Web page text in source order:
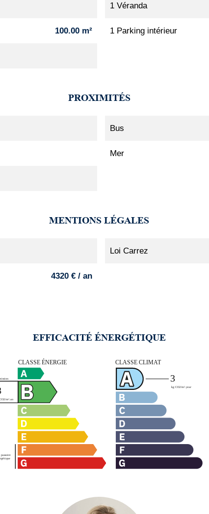
1 Véranda
100.00 m² 1 Parking intérieur
PROXIMITÉS
Bus
Mer
MENTIONS LÉGALES
Loi Carrez
4320 € / an
EFFICACITÉ ÉNERGÉTIQUE